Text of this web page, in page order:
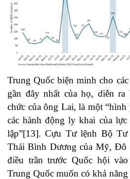
Trung Quốc biện minh cho
gần đây nhất của họ, diễn ra
chức của ông Lai, là một
các hành động ly khai của
lập”[13]. Cựu Tư lệnh Bộ
Thái Bình Dương của Mỹ, Đô
điều trần trước Quốc hội
Trung Quốc muốn có khả